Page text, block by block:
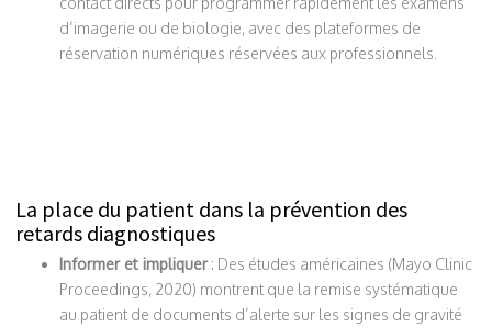
d’imagerie ou de biologie, avec des plateformes de
réservation numériques réservées aux professionnels.
La place du patient dans la prévention des
retards diagnostiques
Informer et impliquer: Des études américaines (Mayo Clinic
Proceedings, 2020) montrent que la remise systématique
au patient de documents d’alerte sur les signes de gravité